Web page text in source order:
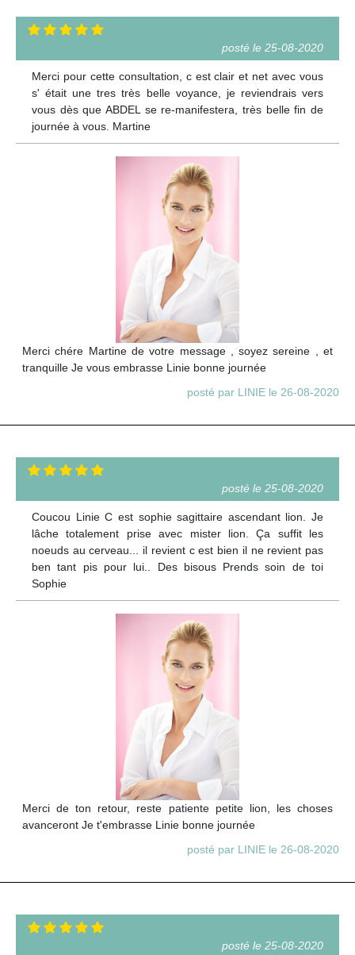
posté le 25-08-2020
Merci pour cette consultation, c est clair et net avec vous
s' était une tres très belle voyance, je reviendrais vers
vous dès que ABDEL se re-manifestera, très belle fin de
journée à vous. Martine
Merci chére Martine de votre message , soyez sereine , et
tranquille Je vous embrasse Linie bonne journée
posté par LINIE le 26-08-2020
posté le 25-08-2020
Coucou Linie C est sophie sagittaire ascendant lion. Je
lâche totalement prise avec mister lion. Ça suffit les
noeuds au cerveau... il revient c est bien il ne revient pas
ben tant pis pour lui.. Des bisous Prends soin de toi
Sophie
Merci de ton retour, reste patiente petite lion, les choses
avanceront Je t'embrasse Linie bonne journée
posté par LINIE le 26-08-2020
posté le 25-08-2020